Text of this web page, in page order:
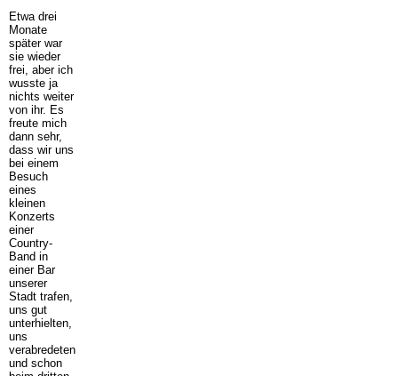
Etwa drei
Monate
später war
sie wieder
frei, aber ich
wusste ja
nichts weiter
von ihr. Es
freute mich
dann sehr,
dass wir uns
bei einem
Besuch
eines
kleinen
Konzerts
einer
Country-
Band in
einer Bar
unserer
Stadt trafen,
uns gut
unterhielten,
uns
verabredeten
und schon